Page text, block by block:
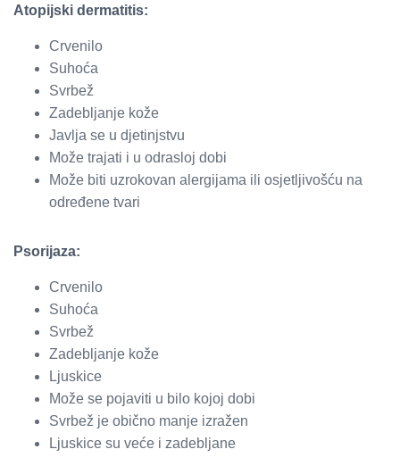
Atopijski dermatitis:
Crvenilo
Suhoća
Svrbež
Zadebljanje kože
Javlja se u djetinjstvu
Može trajati i u odrasloj dobi
Može biti uzrokovan alergijama ili osjetljivošću na
određene tvari
Psorijaza:
Crvenilo
Suhoća
Svrbež
Zadebljanje kože
Ljuskice
Može se pojaviti u bilo kojoj dobi
Svrbež je obično manje izražen
Ljuskice su veće i zadebljane